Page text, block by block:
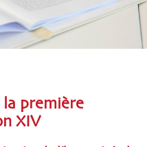
première
XIV